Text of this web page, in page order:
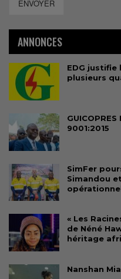
ENVOYER
ANNONCES
EDG justifie
plusieurs
9001:2015
SimFer
Simandou
« Les
de Néné
héritage
Nanshan